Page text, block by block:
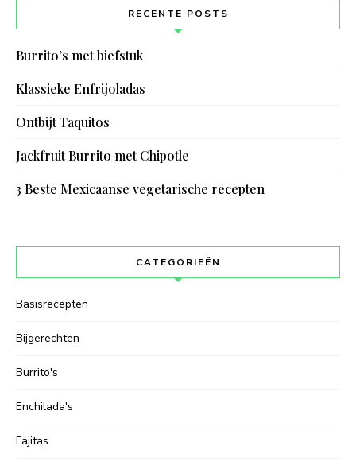
RECENTE POSTS
Burrito’s met biefstuk
Klassieke Enfrijoladas
Ontbijt Taquitos
Jackfruit Burrito met Chipotle
3 Beste Mexicaanse vegetarische recepten
CATEGORIEËN
Basisrecepten
Bijgerechten
Burrito's
Enchilada's
Fajitas